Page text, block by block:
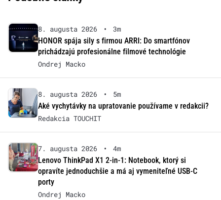
8. augusta 2026 •
3m
HONOR spája sily s firmou ARRI: Do smartfónov
prichádzajú profesionálne filmové technológie
Ondrej Macko
8. augusta 2026 •
5m
Aké vychytávky na upratovanie používame v redakcii?
Redakcia TOUCHIT
7. augusta 2026 •
4m
Lenovo ThinkPad X1 2-in-1: Notebook, ktorý si
opravíte jednoduchšie a má aj vymeniteľné USB-C
porty
Ondrej Macko